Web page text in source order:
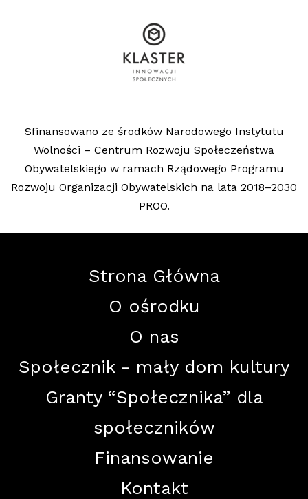
Sfinansowano ze środków Narodowego Instytutu
Wolności – Centrum Rozwoju Społeczeństwa
Obywatelskiego w ramach Rządowego Programu
Rozwoju Organizacji Obywatelskich na lata 2018–2030
PROO.
Strona Główna
O ośrodku
O nas
Społecznik - mały dom kultury
Granty “Społecznika” dla
społeczników
Finansowanie
Kontakt